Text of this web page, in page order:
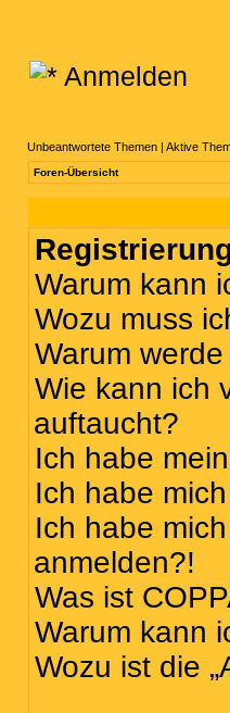
Anmelden
Unbeantwortete Themen | Aktive
Foren-Übersicht
Warum kann
Wozu muss
Warum
Wie kann ich
auftaucht?
Ich habe
Ich habe
Ich habe
anmelden?!
Was ist
Warum kann
Wozu ist die